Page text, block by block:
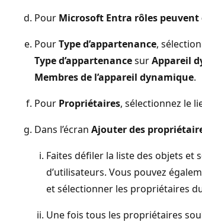
Pour Microsoft Entra rôles
PourType d’appartenance,
Type d’appartenancesurAppareil
Membres de l’appareil dynamique.
Pour Propriétaires, sélectionnez le
Dans l’écran Ajouter des
Faites défiler la liste des objets
d’utilisateurs. Vous pouvez
et sélectionner les propriétaires
Une fois tous les propriétaires